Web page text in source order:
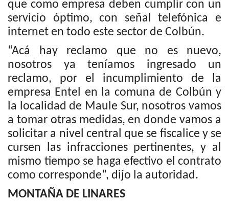
que como empresa deben cumplir con un
servicio óptimo, con señal telefónica e
internet en todo este sector de Colbún.
“Acá hay reclamo que no es nuevo,
nosotros ya teníamos ingresado un
reclamo, por el incumplimiento de la
empresa Entel en la comuna de Colbún y
la localidad de Maule Sur, nosotros vamos
a tomar otras medidas, en donde vamos a
solicitar a nivel central que se fiscalice y se
cursen las infracciones pertinentes, y al
mismo tiempo se haga efectivo el contrato
como corresponde”, dijo la autoridad.
MONTAÑA DE LINARES